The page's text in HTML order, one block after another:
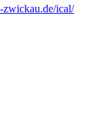
zwickau.de/ical/